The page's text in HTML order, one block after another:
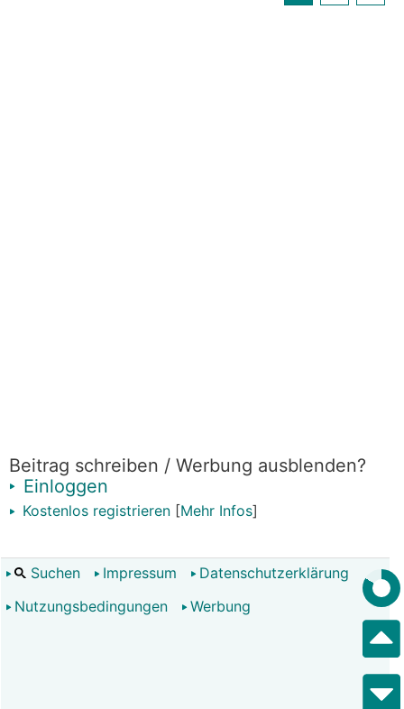
Beitrag schreiben / Werbung ausblenden?
Einloggen
Kostenlos registrieren [Mehr Infos]
Suchen Impressum
Datenschutzerklärung
Nutzungsbedingungen
Werbung